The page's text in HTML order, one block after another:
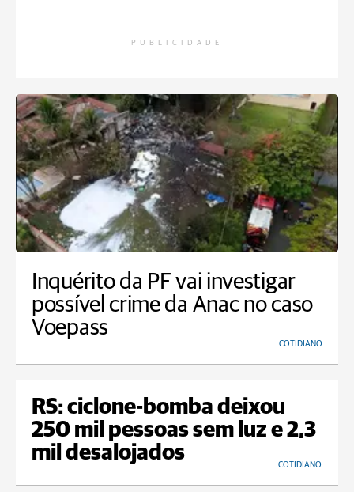
PUBLICIDADE
Inquérito da PF vai investigar
possível crime da Anac no caso
Voepass
COTIDIANO
RS: ciclone-bomba deixou
250 mil pessoas sem luz e 2,3
mil desalojados
COTIDIANO